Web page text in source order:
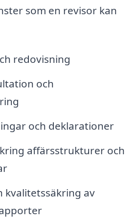
som en revisor kan
redovisning
och
och deklarationer
affärsstrukturer och
kvalitetssäkring av